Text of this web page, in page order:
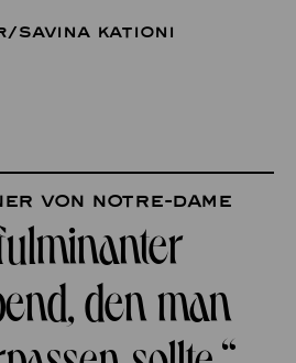
/SAVINA KATIONI
von Notre-Dame
den man